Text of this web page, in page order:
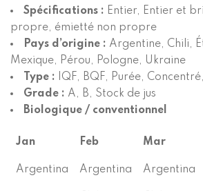
Spécifications : Entier, Entier et
propre, émietté non propre
Pays d’origine : Argentine, Chili,
Mexique, Pérou, Pologne, Ukraine
Type :
IQF, BQF, Purée,
Grade : A, B, Stock de jus
Biologique / conventionnel
Jan Feb Mar
Argentina Argentina Argentina